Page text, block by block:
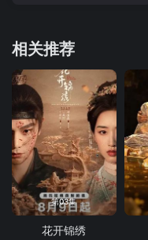
相关推荐
第03集
花开锦绣